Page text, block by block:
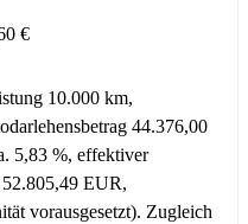
€
10.000 km,
44.376,00
5,83 %, effektiver
52.805,49 EUR,
vorausgesetzt). Zugleich